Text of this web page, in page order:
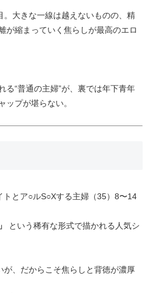
大きな一線は越えないものの、精
が縮まっていく焦らしが最高のエロ
“普通の主婦”が、裏では年下青年
ップが堪らない。
トとア○ルS○Xする主婦（35）8〜14
という稀有な形式で描かれる人気シ
が、だからこそ焦らしと背徳が濃厚